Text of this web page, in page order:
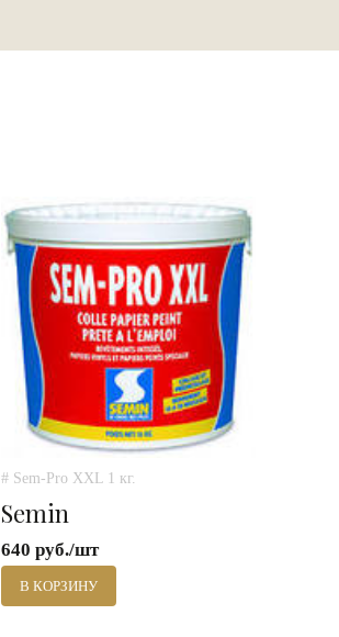
# Sem-Pro XXL 1 кг.
Semin
640 руб./шт
В КОРЗИНУ